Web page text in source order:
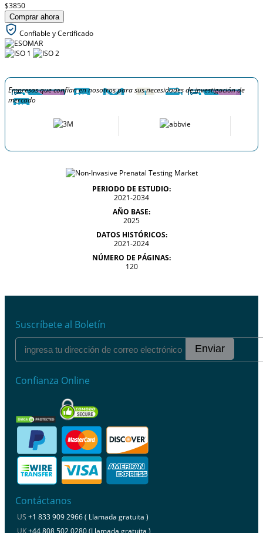
$3850
Comprar ahora
Confiable y Certificado
Empresas que confían en nosotros para sus necesidades de investigación de
mercado
PERIODO DE ESTUDIO:
2021-2034
AÑO BASE:
2025
DATOS HISTÓRICOS:
2021-2024
NÚMERO DE PÁGINAS:
120
Suscríbete al Boletín
Enviar
Confianza Online
Contáctanos
US +1 833 909 2966 ( Llamada gratuita )
UK+44 808 502 0280 (Llamada gratuita )